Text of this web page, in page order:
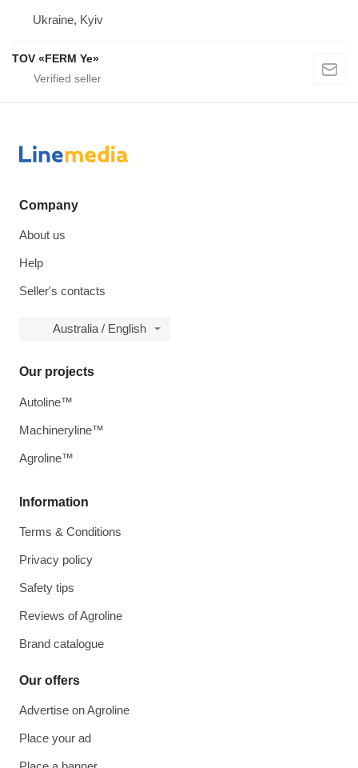
Ukraine, Kyiv
TOV «FERM Ye»
Company
About us
Help
Seller's contacts
Australia / English
Information
Terms & Conditions
Privacy policy
Safety tips
Reviews of Agroline
Brand catalogue
Our offers
Advertise on Agroline
Place your ad
Our projects
Autoline™
Machineryline™
Agroline™